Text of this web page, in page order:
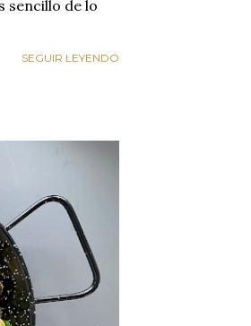
sencillo de lo
SEGUIR LEYENDO